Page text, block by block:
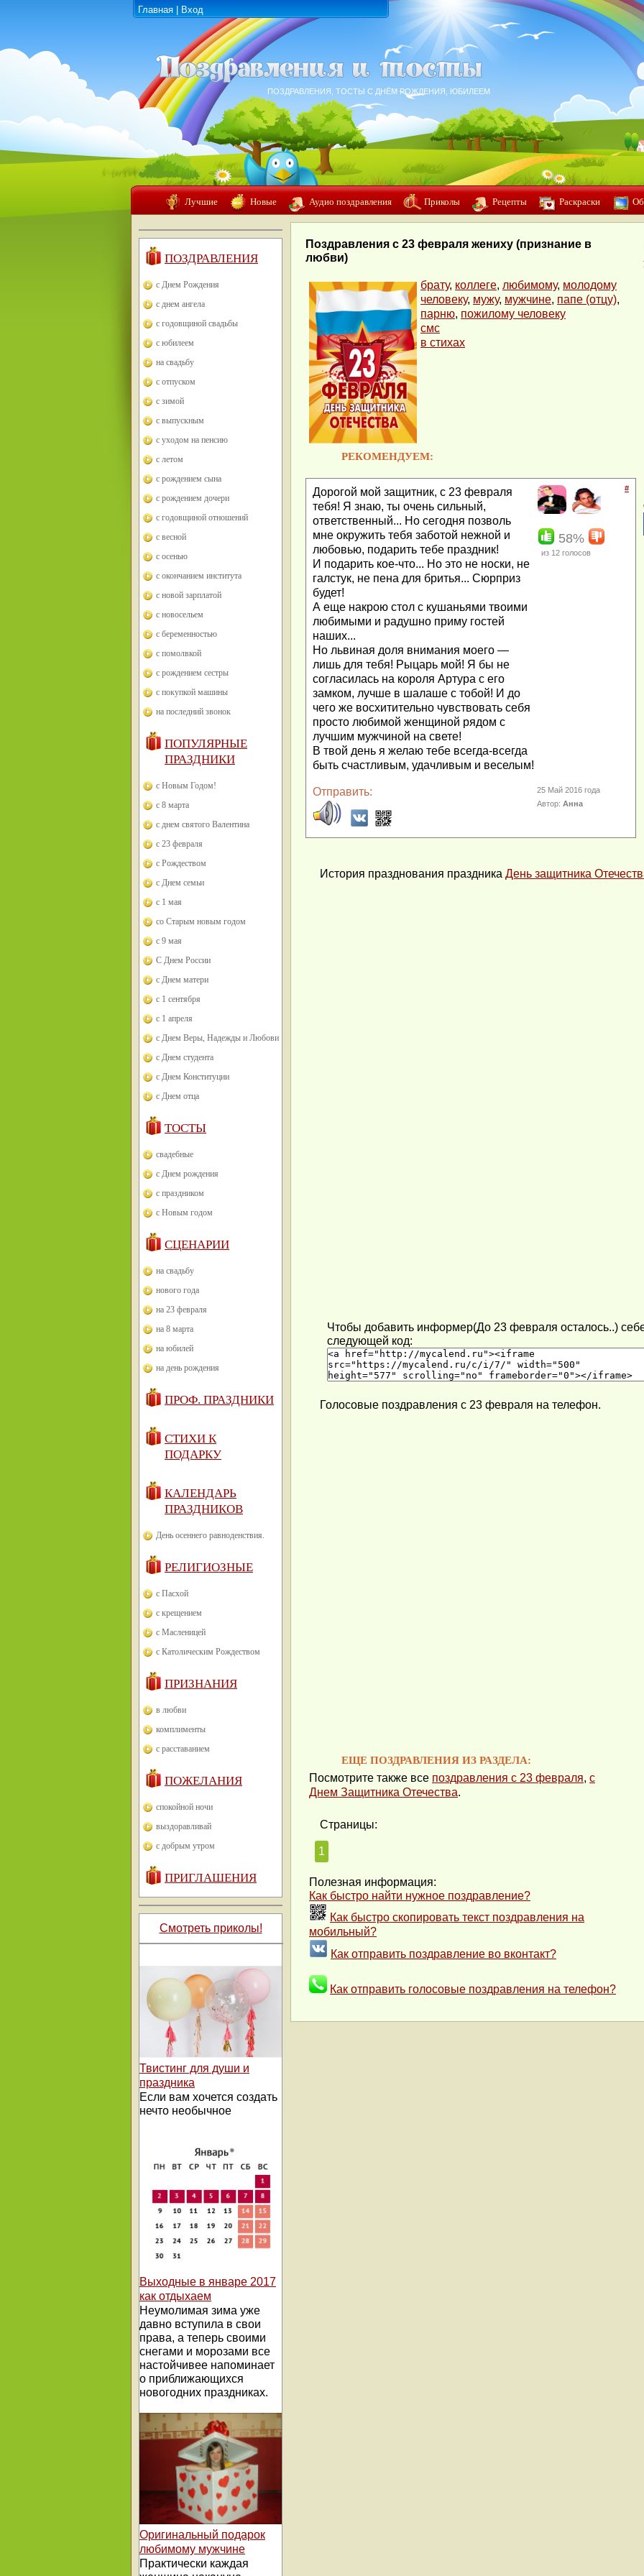
Главная Вход
ПОЗДРАВЛЕНИЯ, ТОСТЫ С ДНЁМ РОЖДЕНИЯ, ЮБИЛЕЕМ
Лучшие Новые Аудио поздравления Приколы Рецепты Раскраски
ПОЗДРАВЛЕНИЯ
с Днем Рождения
с днем ангела
с годовщиной свадьбы
с юбилеем
на свадьбу
с отпуском
с зимой
с выпускным
с уходом на пенсию
с летом
с рождением сына
с рождением дочери
с годовщиной отношений
с весной
с осенью
с окончанием института
с новой зарплатой
с новосельем
с беременностью
с помолвкой
с рождением сестры
с покупкой машины
на последний звонок
ПОПУЛЯРНЫЕ
ПРАЗДНИКИ
с Новым Годом!
с 8 марта
с днем святого Валентина
с 23 февраля
с Рождеством
с Днем семьи
с 1 мая
со Старым новым годом
с 9 мая
С Днем России
с Днем матери
с 1 сентября
с 1 апреля
с Днем Веры, Надежды и Любови
с Днем студента
с Днем Конституции
с Днем отца
ТОСТЫ
свадебные
с Днем рождения
с праздником
с Новым годом
СЦЕНАРИИ
на свадьбу
нового года
на 23 февраля
на 8 марта
на юбилей
на день рождения
ПРОФ. ПРАЗДНИКИ
СТИХИ К
ПОДАРКУ
КАЛЕНДАРЬ
ПРАЗДНИКОВ
День осеннего равноденствия.
РЕЛИГИОЗНЫЕ
с Пасхой
с крещением
с Масленицей
с Католическим Рождеством
ПРИЗНАНИЯ
в любви
комплименты
с расставанием
ПОЖЕЛАНИЯ
спокойной ночи
выздоравливай
с добрым утром
ПРИГЛАШЕНИЯ
Смотреть приколы!
Твистинг для души и
праздника
Если вам хочется создать
нечто необычное
Выходные в январе 2017
как отдыхаем
Неумолимая зима уже
давно вступила в свои
права, а теперь своими
снегами и морозами все
настойчивее напоминает
о приближающихся
новогодних праздниках.
Оригинальный подарок
любимому мужчине
Практически каждая
Поздравления с 23 февраля жениху (признание в
любви)
брату, коллеге, любимому, молодому
человеку, мужу, мужчине, папе (отцу),
парню, пожилому человеку
смс
в стихах
РЕКОМЕНДУЕМ:
Дорогой мой защитник, с 23 февраля
тебя! Я знаю, ты очень сильный,
ответственный... Но сегодня позволь
мне окружить тебя заботой нежной и
любовью, подарить тебе праздник!
И подарить кое-что... Но это не носки, не
галстук, не пена для бритья... Сюрприз
будет!
А еще накрою стол с кушаньями твоими
любимыми и радушно приму гостей
наших...
Но львиная доля внимания моего —
лишь для тебя! Рыцарь мой! Я бы не
согласилась на короля Артура с его
замком, лучше в шалаше с тобой! И до
чего же восхитительно чувствовать себя
просто любимой женщиной рядом с
лучшим мужчиной на свете!
В твой день я желаю тебе всегда-всегда
быть счастливым, удачливым и веселым!
#
58%
из 12 голосов
Отправить:
25 Май 2016 года
Автор:Анна
История празднования праздника День защитника
Чтобы добавить информер(До 23 февраля осталось..)
следующей код:
Голосовые поздравления с 23 февраля на телефон.
ЕЩЕ ПОЗДРАВЛЕНИЯ ИЗ РАЗДЕЛА:
Посмотрите также все поздравления с 23 февраля, с
Днем Защитника Отечества.
Страницы:
1
Полезная информация:
Как быстро найти нужное поздравление?
Как быстро скопировать текст поздравления на
мобильный?
Как отправить поздравление во вконтакт?
Как отправить голосовые поздравления на телефон?